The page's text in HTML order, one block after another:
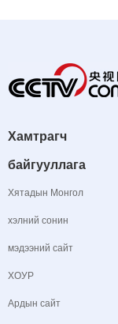
Хамтрагч
байгууллага
Хятадын Монгол
хэлний сонин
мэдээний сайт
ХОУР
Ардын сайт